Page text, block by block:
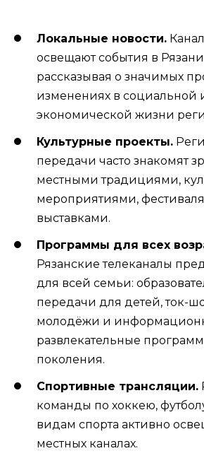
Локальные новости.
освещают события в
рассказывая о значимых
изменениях в социальной
экономической жизни
Культурные проекты.
передачи часто знакомят
местными традициями,
мероприятиями,
выставками.
Программы для всех
Рязанские телеканалы
для всей семьи:
передачи для детей, ток-
молодёжи и
развлекательные
поколения.
Спортивные трансляции.
команды по хоккею,
видам спорта активно
местных каналах.